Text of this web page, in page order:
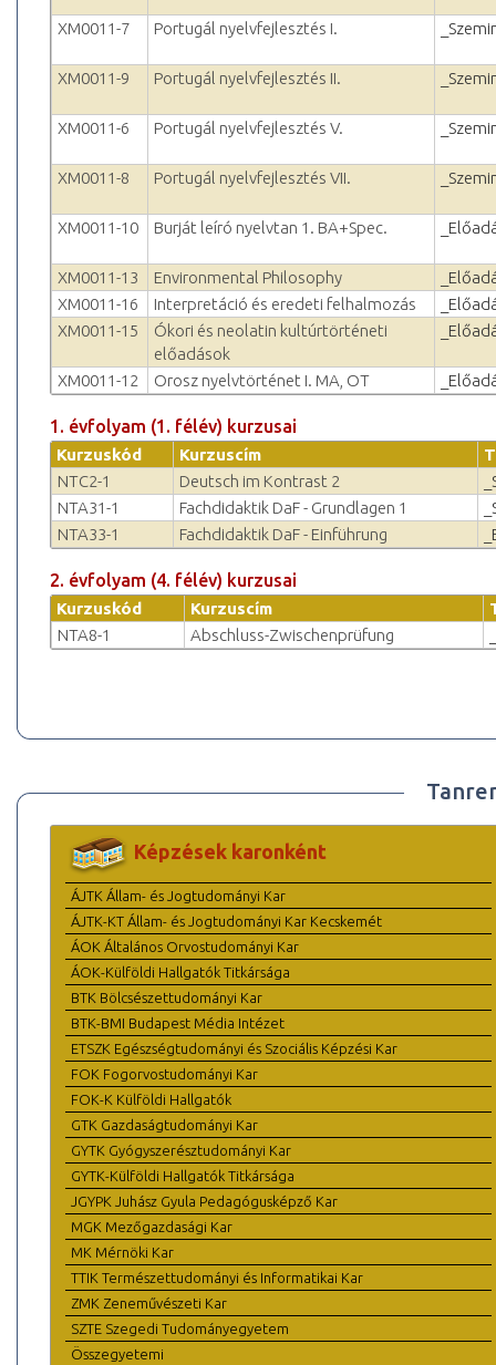
XM0011-7 Portugál nyelvfejlesztés I.
XM0011-9 Portugál nyelvfejlesztés II.
XM0011-6 Portugál nyelvfejlesztés V.
XM0011-8 Portugál nyelvfejlesztés VII.
XM0011-10 Burját leíró nyelvtan 1. BA+Spec.
XM0011-13 Environmental Philosophy
XM0011-16
Interpretáció és eredeti felhalmozás
XM0011-15
Ókori és neolatin kultúrtörténeti
előadások
XM0011-12 Orosz nyelvtörténet I. MA, OT
1. évfolyam (1. félév) kurzusai
Kurzuskód Kurzuscím
NTC2-1
Deutsch im Kontrast 2
NTA31-1
Fachdidaktik DaF - Grundlagen 1
NTA33-1
Fachdidaktik DaF - Einführung
2. évfolyam (4. félév) kurzusai
Kurzuskód Kurzuscím
NTA8-1
Abschluss-Zwischenprüfung
Képzések karonként
ÁJTK Állam- és Jogtudományi Kar
ÁJTK-KT Állam- és Jogtudományi Kar Kecskemét
ÁOK Általános Orvostudományi Kar
ÁOK-Külföldi Hallgatók Titkársága
BTK Bölcsészettudományi Kar
BTK-BMI Budapest Média Intézet
ETSZK Egészségtudományi és Szociális Képzési Kar
FOK Fogorvostudományi Kar
FOK-K Külföldi Hallgatók
GTK Gazdaságtudományi Kar
GYTK Gyógyszerésztudományi Kar
GYTK-Külföldi Hallgatók Titkársága
JGYPK Juhász Gyula Pedagógusképző Kar
MGK Mezőgazdasági Kar
MK Mérnöki Kar
TTIK Természettudományi és Informatikai Kar
ZMK Zeneművészeti Kar
SZTE Szegedi Tudományegyetem
Összegyetemi